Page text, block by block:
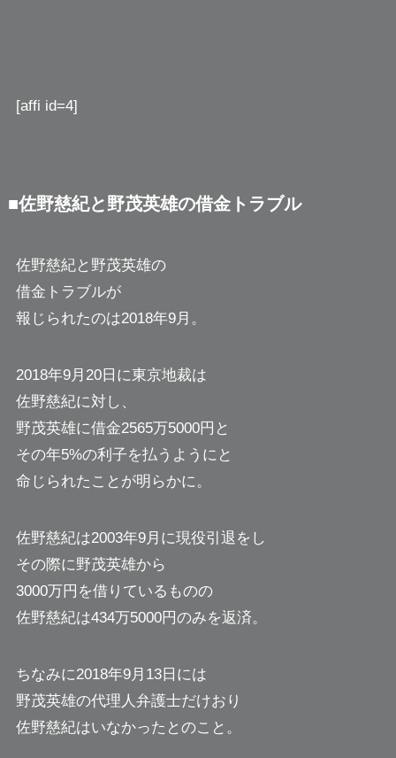
[affi id=4]
■佐野慈紀と野茂英雄の借金トラブル
佐野慈紀と野茂英雄の
借金トラブルが
報じられたのは2018年9月。
2018年9月20日に東京地裁は
佐野慈紀に対し、
野茂英雄に借金2565万5000円と
その年5%の利子を払うようにと
命じられたことが明らかに。
佐野慈紀は2003年9月に現役引退をし
その際に野茂英雄から
3000万円を借りているものの
佐野慈紀は434万5000円のみを返済。
ちなみに2018年9月13日には
野茂英雄の代理人弁護士だけおり
佐野慈紀はいなかったとのこと。